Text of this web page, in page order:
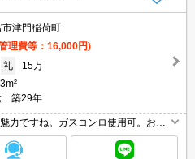
津門稲荷町
理費等：16,000円)
礼
15万
築29年
力ですね。ガスコンロ使用可。お料
予約申込み受付致します!。